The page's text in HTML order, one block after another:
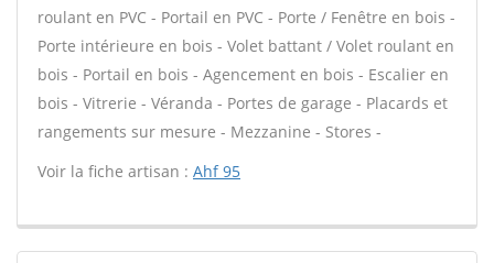
roulant en PVC - Portail en PVC - Porte / Fenêtre en bois -
Porte intérieure en bois - Volet battant / Volet roulant en
bois - Portail en bois - Agencement en bois - Escalier en
bois - Vitrerie - Véranda - Portes de garage - Placards et
rangements sur mesure - Mezzanine - Stores -
Voir la fiche artisan : Ahf 95